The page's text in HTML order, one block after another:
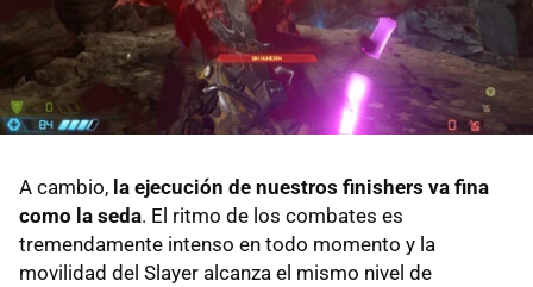
A cambio, la ejecución de nuestros finishers va fina
como la seda. El ritmo de los combates es
tremendamente intenso en todo momento y la
movilidad del Slayer alcanza el mismo nivel de